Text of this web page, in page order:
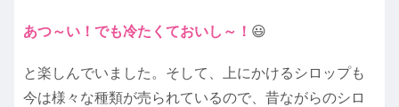
あつ～い！でも冷たくておいし～！ 😃
と楽しんでいました。そして、上にかけるシロップも
今は様々な種類が売られているので、昔ながらのシロ